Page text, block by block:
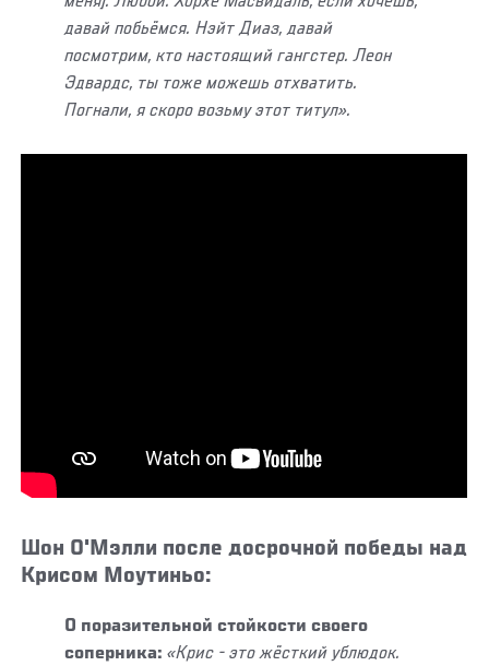
давай побьёмся. Нэйт Диаз, давай
посмотрим, кто настоящий гангстер. Леон
Эдвардс, ты тоже можешь отхватить.
Погнали, я скоро возьму этот титул».
Шон О'Мэлли после досрочной победы над
Крисом Моутиньо:
О поразительной стойкости своего
соперника:«Крис - это жёсткий ублюдок.